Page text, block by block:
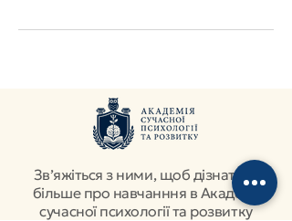
Звʼяжіться з ними, щоб дізнатися
більше про навчанння в Академії
сучасної психології та розвитку